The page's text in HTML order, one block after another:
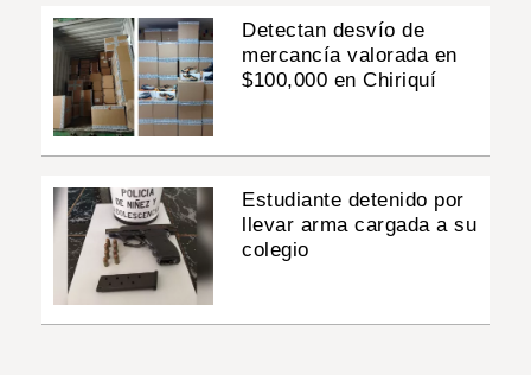
Detectan desvío de
mercancía valorada en
$100,000 en Chiriquí
Estudiante detenido por
llevar arma cargada a su
colegio